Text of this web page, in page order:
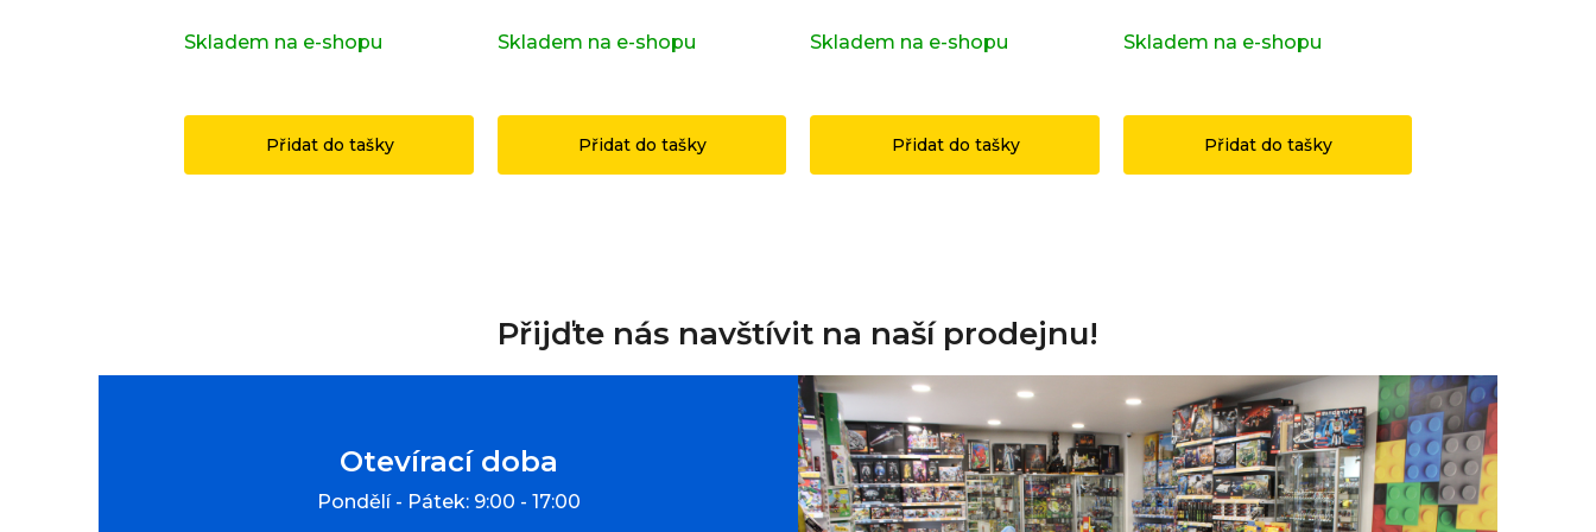
i
u
Skladem na e-shopu
Přidat do tašky
Skladem na e-shopu
Přidat do tašky
Skladem na e-shopu
Přidat do tašky
Skladem na e-shopu
Přidat do tašky
Přijďte nás navštívit na naší prodejnu!
Otevírací doba
Pondělí - Pátek: 9:00 - 17:00